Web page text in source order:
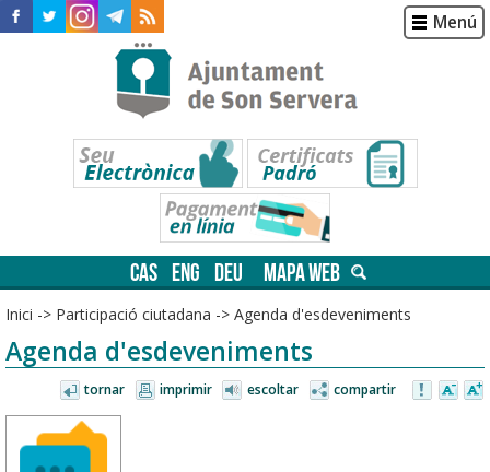
Menú
CAS ENG DEU MAPA WEB
Inici -> Participació ciutadana -> Agenda d'esdeveniments
Agenda d'esdeveniments
tornar imprimir escoltar compartir